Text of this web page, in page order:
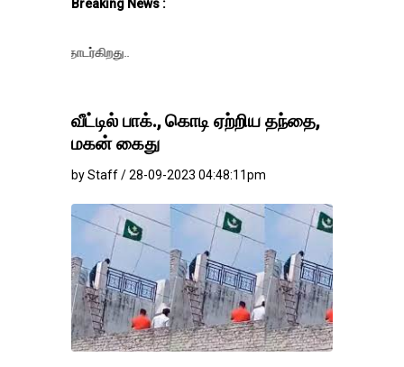
Breaking News :
வீட்டில் பாக்., கொடி ஏற்றிய தந்தை,
மகன் கைது
by Staff / 28-09-2023 04:48:11pm